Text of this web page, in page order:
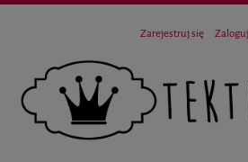
Zarejestruj się